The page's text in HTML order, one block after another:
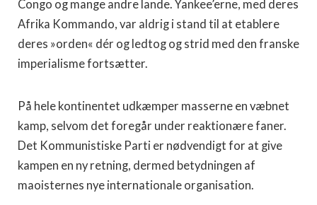
Congo og mange andre lande. Yankee’erne, med deres
Afrika Kommando, var aldrig i stand til at etablere
deres »orden« dér og ledtog og strid med den franske
imperialisme fortsætter.
På hele kontinentet udkæmper masserne en væbnet
kamp, selvom det foregår under reaktionære faner.
Det Kommunistiske Parti er nødvendigt for at give
kampen en ny retning, dermed betydningen af
maoisternes nye internationale organisation.